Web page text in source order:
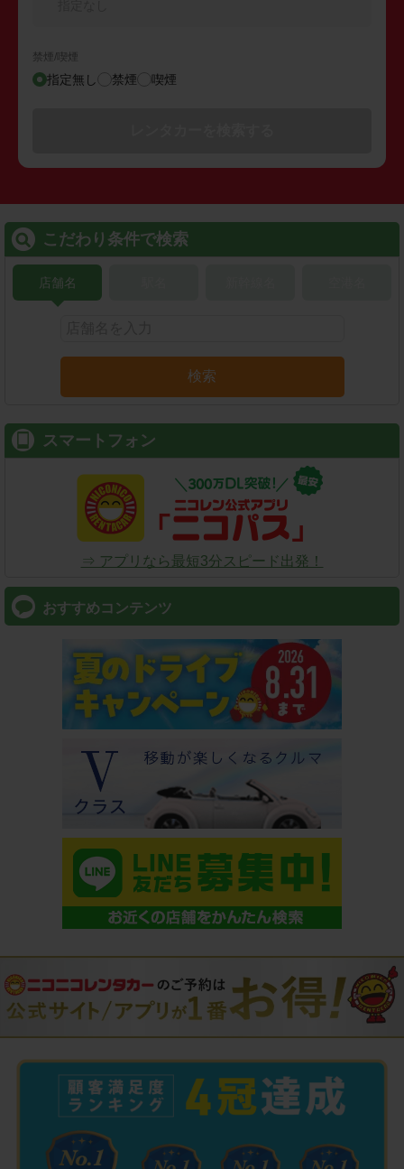
禁煙/喫煙
指定無し 禁煙 喫煙
こだわり条件で検索
店舗名
検索
スマートフォン
⇒ アプリなら最短3分スピード出発！
おすすめコンテンツ